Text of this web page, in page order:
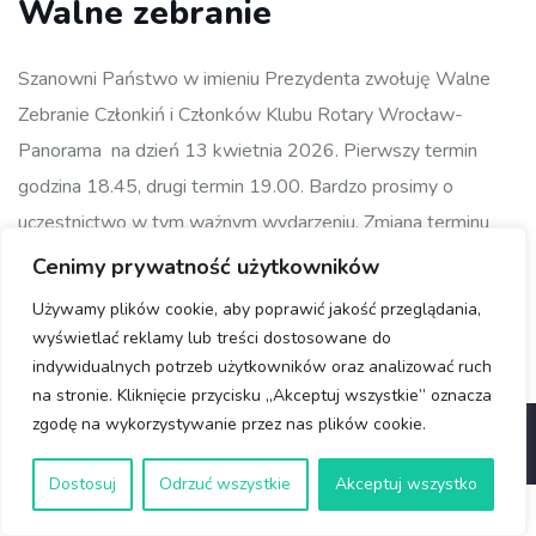
Cenimy prywatność użytkowników
Używamy plików cookie, aby poprawić jakość przeglądania,
wyświetlać reklamy lub treści dostosowane do
indywidualnych potrzeb użytkowników oraz analizować ruch
na stronie. Kliknięcie przycisku „Akceptuj wszystkie” oznacza
zgodę na wykorzystywanie przez nas plików cookie.
Dostosuj Odrzuć wszystkie Akceptuj wszystko
Walne zebranie
Szanowni Państwo w imieniu Prezydenta zwołuję Walne
Zebranie Członkiń i Członków Klubu Rotary Wrocław-
Panorama na dzień 13 kwietnia 2026. Pierwszy termin
godzina 18.45, drugi termin 19.00. Bardzo prosimy o
uczestnictwo w tym ważnym wydarzeniu. Zmiana terminu
spowodowana jest uroczystościami w Ratuszu, a kolejny
Dariusz Lewera
© Copyright 2025 Rotary Wrocław